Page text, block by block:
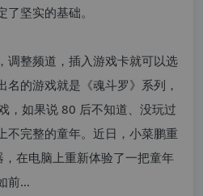
坚实的基础。
调整频道，插入游戏卡就可以选
的游戏就是《魂斗罗》系列，
，如果说 80 后不知道、没玩过
不完整的童年。近日，小菜鹏重
在电脑上重新体验了一把童年
前…